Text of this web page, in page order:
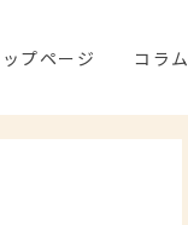
ップページ コラム